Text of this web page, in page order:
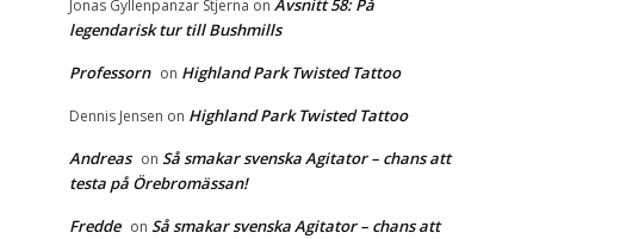
Jonas Gyllenpanzar Stjerna on Avsnitt 58: På
legendarisk tur till Bushmills
Professorn on Highland Park Twisted Tattoo
Dennis Jensen on Highland Park Twisted Tattoo
Andreas on Så smakar svenska Agitator – chans att
testa på Örebromässan!
Fredde on Så smakar svenska Agitator – chans att